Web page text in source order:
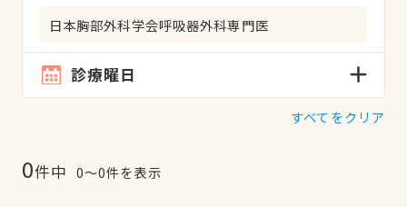
日本胸部外科学会呼吸器外科専門医
診療曜日
すべてをクリア
0件中 0〜0件を表示